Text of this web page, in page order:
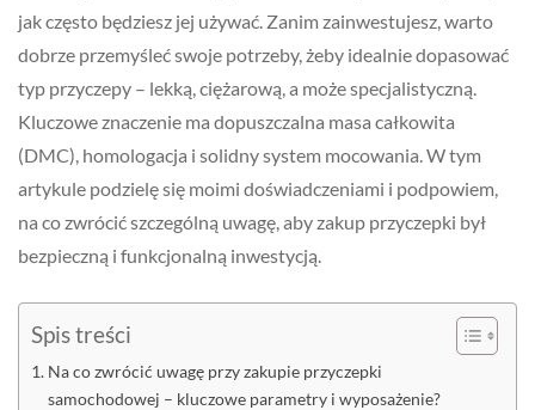
jak często będziesz jej używać. Zanim zainwestujesz, warto
dobrze przemyśleć swoje potrzeby, żeby idealnie dopasować
typ przyczepy – lekką, ciężarową, a może specjalistyczną.
Kluczowe znaczenie ma dopuszczalna masa całkowita
(DMC), homologacja i solidny system mocowania. W tym
artykule podzielę się moimi doświadczeniami i podpowiem,
na co zwrócić szczególną uwagę, aby zakup przyczepki był
bezpieczną i funkcjonalną inwestycją.
Spis treści
Na co zwrócić uwagę przy zakupie przyczepki
samochodowej – kluczowe parametry i wyposażenie?